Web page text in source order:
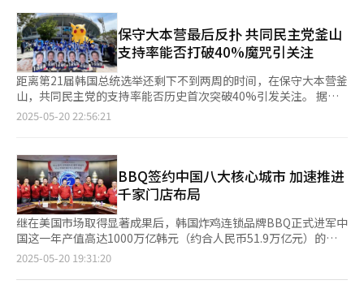
接连会见医疗、农业等领域人士。金文洙公布一系列政治改革措
施，承诺若当选将把任期缩短为三年，并将国会议员人数减少
10%，还将任命由在野党推荐的特别监察官。 金文洙当天在位于
汝矣岛的韩国交易所主持选举对策委员会现场会议，公布股市提振
措施，承诺将通过分红收入区分征税、长期投资者税制优惠等措施
来提振股市，并致力于加强股东权益保护制度。 李俊锡当天在仁
荷大学与学生们共进午餐时对记者表示，权威民调中自己的支持率
已突破10%大关，预计还将进一步上升。对于金文洙提出的单一化
西区的南部农贸市场，考察物价水平，与个体商户、市民交流互
动。下午前往永登浦区的棚户区，考察弱势群体的居住环境，倾听
群众需求。 结束行程后，将继续在首尔江东区、京畿道河南市一
带集中拉票。国民力量党选举委员会负责人表示，首都圈是决定选
情走向的核心地带，我们将从汉江以南地区逐步渗透，稳扎稳打提
升支持率。 金文洙本周将集中在选民密集的首都圈拜票，通过展
示自己担任京畿道知事期间的政绩，突出“经济总统”的形象，全
力争取中间选民支持。
的外国人稍有不慎可能在不知情的情况下招来大麻烦，轻则罚款警
告，重则面临刑事处罚甚至被强制驱逐出境，留下不光彩的案底。
选举被称为是“民主之花”，是民主制度的根基。韩国对选举公正
性和透明度高度重视，选民和候选人都必须严格遵守。对于居住在
韩国的外籍居民来说，在大选期间也有很多应注意的“禁忌”或限
制，这是一个十分重要但往往被忽视的问题。尽管外籍居民没有总
统投票权，但根据韩国《宪法》和《公职选举法》等相关法律规
定，外籍居民在总统选举期间严禁参与任何形式的政治活动。 大
布的周期也会随之缩短。但根据《公职选举法》第108条第1项规
定，在选举前6天起至投票当天，不得公开发布任何候选人支持率
的民调结果，媒体也不得对各候选人的支持率进行报道。例如今年
总统选举投票日定于6月3日，5月28日发布最后一次民调结果后将
不再公开。在这段时间内，无论是民调机构，还是新闻媒体，甚至
包括在社交媒体分享信息的人，若公开传播民调数据，可能面临一
年以下有期徒刑或2000万韩元（约合人民币10万元）以下罚款。
这一规定的目的在于防止对选民的判断造成不当影响。 韩国成人
搞笑综艺《SNL Korea》在记者连线时，特意梳成5:5的中分发型
保守大本营最后反扑 共同民主党釜山
支持率能否打破40%魔咒引关注
距离第21届韩国总统选举还剩下不到两周的时间，在保守大本营釜
山，共同民主党的支持率能否历史首次突破40%引发关注。 据中
央选举管理委员会20日的消息，在历届总统大选中，共同民主党
率仅为29.85%。第18届总统选举中，民主统合党（共同民主党前
身）候选人文在寅釜山地区得票率为39.87%，第19届和第20届总
统选举中，共同民主党候选人文在寅和李在明釜山地区得票率为
38.71%和38.15%。共同民主党釜山党支部负责人表示，即使是出
身釜山地区的前总统卢武铉得票率也未能突破40%。 共同民主党
将本次大选在釜山地区的得票率目标定为45%。去年国会议员选举
中，共同民主党在釜山地区仅当选一位。共同民主党釜山党支部方
面称，从本次在釜山各地的拉票现场情况来看，共同民主党的支持
率有望突破40%，但目前仍难以断言。从历届选举来看，保守势力
2025-05-20 22:56:21
BBQ签约中国八大核心城市 加速推进
千家门店布局
继在美国市场取得显著成果后，韩国炸鸡连锁品牌BBQ正式进军中
国这一年产值高达1000万亿韩元（约合人民币51.9万亿元）的超
大型餐饮市场，加快海外业务扩张步伐。Genesis BBQ集团20日
伙伴签署特许经营合同，正式启动在华业务。 作为全球最大内需
2025-05-20 19:31:20
页